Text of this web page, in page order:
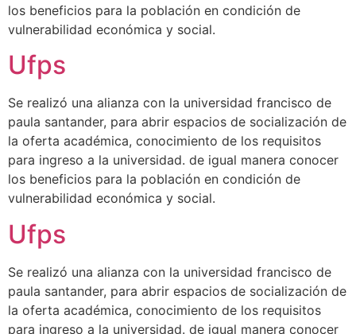
los beneficios para la población en condición de
vulnerabilidad económica y social.
Ufps
Se realizó una alianza con la universidad francisco de
paula santander, para abrir espacios de socialización de
la oferta académica, conocimiento de los requisitos
para ingreso a la universidad. de igual manera conocer
los beneficios para la población en condición de
vulnerabilidad económica y social.
Ufps
Se realizó una alianza con la universidad francisco de
paula santander, para abrir espacios de socialización de
la oferta académica, conocimiento de los requisitos
para ingreso a la universidad. de igual manera conocer